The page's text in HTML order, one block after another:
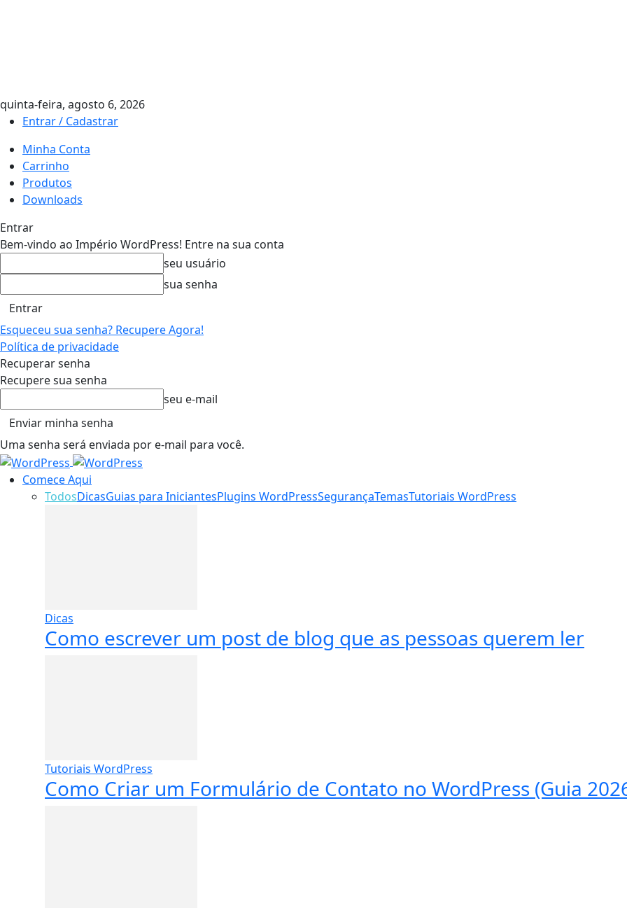
quinta-feira, agosto 6, 2026
Entrar / Cadastrar
Minha Conta
Carrinho
Produtos
Downloads
Entrar
Bem-vindo ao Império WordPress! Entre na sua conta
seu usuário
sua senha
Esqueceu sua senha? Recupere Agora!
Política de privacidade
Recuperar senha
Recupere sua senha
seu e-mail
Uma senha será enviada por e-mail para você.
Comece Aqui
TodosDicasGuias para IniciantesPlugins WordPressSegurançaTemasTutoriais WordPress
Dicas
Como escrever um post de blog que as pessoas querem ler
Tutoriais WordPress
Como Criar um Formulário de Contato no WordPress (Guia